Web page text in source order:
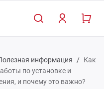
информация
Как
по установке и
и почему это важно?